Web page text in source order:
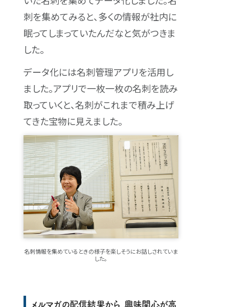
刺を集めてみると、多くの情報が社内に
眠ってしまっていたんだなと気がつきま
した。
データ化には名刺管理アプリを活用し
ました。アプリで一枚一枚の名刺を読み
取っていくと、名刺がこれまで積み上げ
てきた宝物に見えました。
名刺情報を集めているときの様子を楽しそうにお話しされていま
した。
メルマガの配信結果から、興味関心が高